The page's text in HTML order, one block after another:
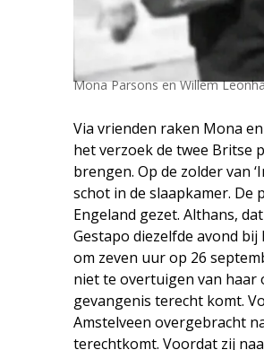
Mona Parsons en Willem
Via vrienden raken Mona
het verzoek de twee Britse
brengen. Op de zolder van
schot in de slaapkamer.
Engeland gezet. Althans,
Gestapo diezelfde avond
om zeven uur op 26
niet te overtuigen van haar
gevangenis terecht komt.
Amstelveen overgebracht
terechtkomt. Voordat zij